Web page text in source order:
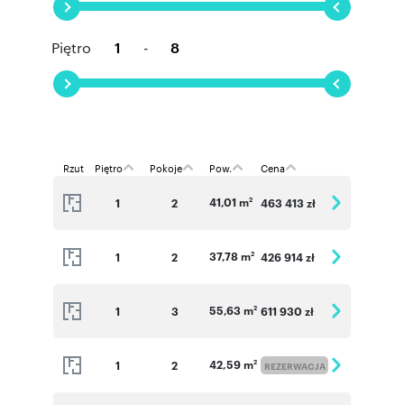
Piętro -
Rzut Piętro Pokoje Pow. Cena
1 2 41,01 m2 463 413 zł
1 2 37,78 m2 426 914 zł
1 3 55,63 m2 611 930 zł
1 2 42,59 m2 REZERWACJA